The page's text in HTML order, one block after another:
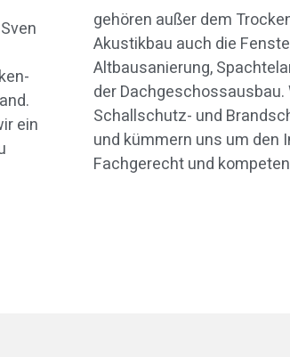
ein
gehören außer dem
Akustikbau auch die
Altbausanierung,
der Dachgeschossausbau.
Schallschutz- und
und kümmern uns um den
Fachgerecht und
sämtliche Arbeiten aus – so
von einem kompetenten
können. Auf den nächsten
wir Ihnen unser
detailliert vorstellen. In
behandeln wir zunächst